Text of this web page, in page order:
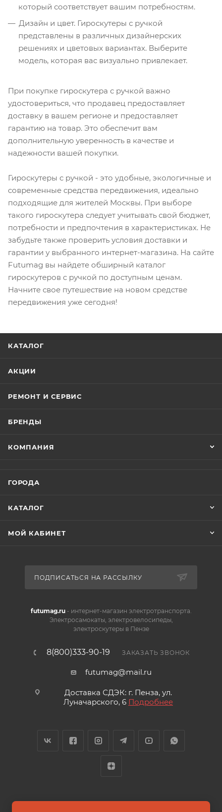
который соответствует вашим потребностям.
Дизайн и цвет. Гироскутеры с ручкой
представлены в различных дизайнерских
решениях и цветовых вариантах. Выберите
модель, которая вас визуально привлекает.
При покупке гироскутера с ручкой важно
удостовериться, что продавец предоставляет
доставку в вашем регионе и предоставляет
гарантию на товар. Это обеспечит вам
дополнительную уверенность в качестве и
надежности вашей покупки.
Гироскутеры с ручкой - это удобные, экологичные и
современные средства передвижения, идеально
подходящие для жителей Москвы. При выборе
такого гироскутера следует учитывать свой бюджет,
потребности и предпочтения в характеристиках. Не
забудьте также проверить условия доставки и
гарантии у выбранного интернет-магазина. На сайте
Futumag вы найдете обширный каталог
гироскутеров с ручкой по доступным ценам.
Начните свое путешествие на новом средстве
передвижения уже сегодня!
КАТАЛОГ
АКЦИИ
РЕМОНТ И СЕРВИС
БРЕНДЫ
КОМПАНИЯ
ГОРОДА
КАТАЛОГ
МОЙ КАБИНЕТ
ПОДПИСАТЬСЯ НА РАССЫЛКУ
futumag.ru- интернет-магазин электротранспорта.
Электросамокаты, электровелосипеды,
электроскутеры в Пензе
8(800)333-90-19 ЗАКАЗАТЬ ЗВОНОК
futumag@mail.ru
Доставка СДЭК: г. Пенза, ул.
Луначарского, 6 Подробнее
2026 © FUTUMAG.RU